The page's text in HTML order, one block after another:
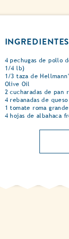
INGREDIENTES
4 pechugas de pollo
1/4 lb)
1/3 taza de
Olive Oil
2 cucharadas de pan
4 rebanadas de
1 tomate roma
4 hojas de albahaca